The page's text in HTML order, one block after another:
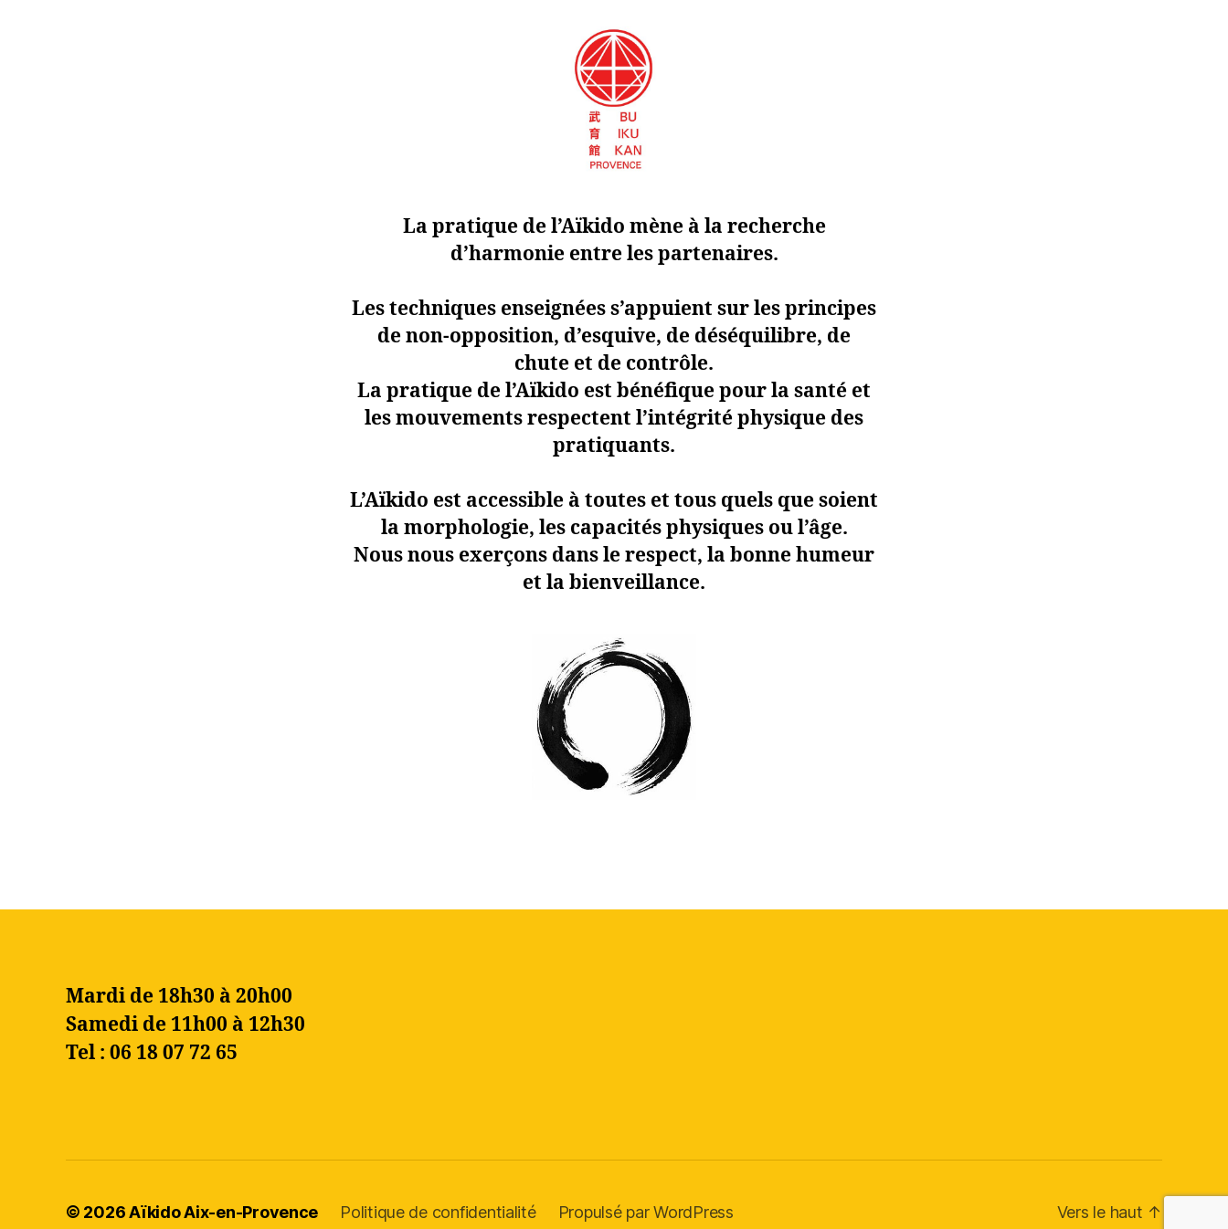
La pratique de l’Aïkido mène à la recherche
d’harmonie entre les partenaires.
Les techniques enseignées s’appuient sur les principes
de non-opposition, d’esquive, de déséquilibre, de
chute et de contrôle.
La pratique de l’Aïkido est bénéfique pour la santé et
les mouvements respectent l’intégrité physique des
pratiquants.
L’Aïkido est accessible à toutes et tous quels que soient
la morphologie, les capacités physiques ou l’âge.
Nous nous exerçons dans le respect, la bonne humeur
et la bienveillance.
Mardi de 18h30 à 20h00
Samedi de 11h00 à 12h30
Tel : 06 18 07 72 65
© 2026Aïkido Aix-en-Provence Politique de confidentialité Propulsé par WordPress Vers le haut ↑